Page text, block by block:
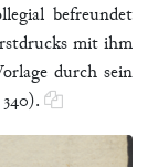
befreundet
mit ihm
durch sein